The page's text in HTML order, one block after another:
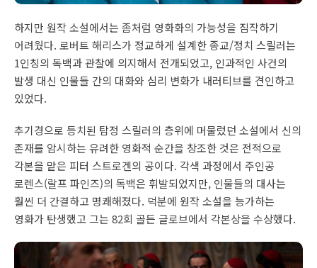
하지만 원작 소설에서는 좀처럼 영화화의 가능성을 짐작하기
어려웠다. 로버트 해리스가 정교하게 설계한 종교/정치 스릴러는
1인칭의 독백과 관찰에 의지해서 전개되었고, 인과적인 사건의
발생 대신 인물들 간의 대화와 심리 변화가 내러티브를 견인하고
있었다.
추기경으로 등치된 탐정 스릴러의 층위에 머물렀던 소설에서 신의
존재를 암시하는 유려한 영화적 순간을 창조한 것은 전적으로
각본을 맡은 피터 스트로겐의 공이다. 각색 과정에서 주인공
로렌스(랄프 파인즈)의 독백은 휘발되었지만, 인물들의 대사는
훨씬 더 간결하고 명쾌해졌다. 덕분에 원작 소설을 능가하는
영화가 탄생했고 그는 82회 골든 글로브에서 각본상을 수상했다.